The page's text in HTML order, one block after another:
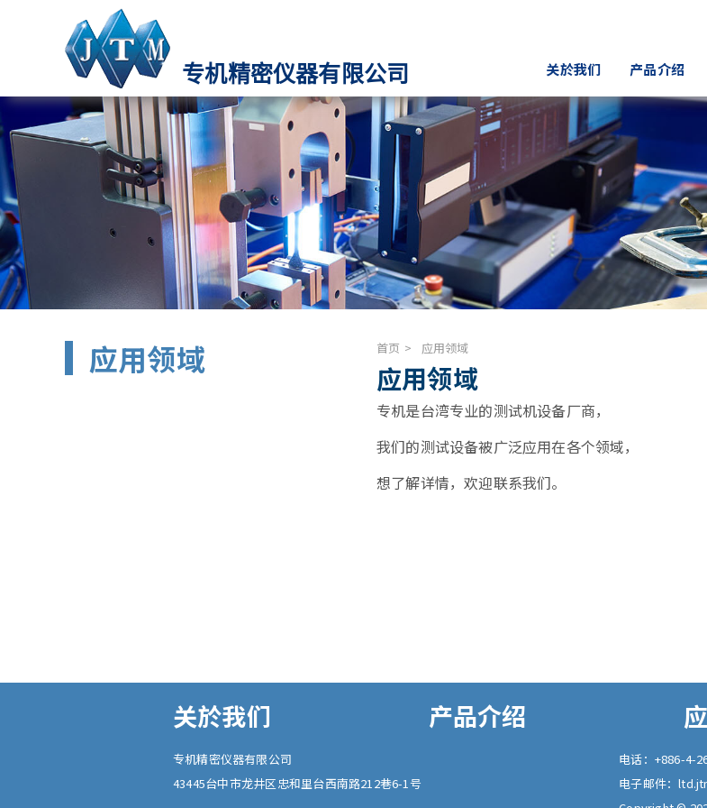
专机精密仪器有限公司 关於我们 产品介绍
应用领域 首页 应用领域
应用领域
专机是台湾专业的测试机设备厂商，
我们的测试设备被广泛应用在各个领域，
想了解详情，欢迎联系我们。
关於我们 产品介绍
专机精密仪器有限公司
43445台中市龙井区忠和里台西南路212巷6-1号
电话： +886-4-
电子邮件：